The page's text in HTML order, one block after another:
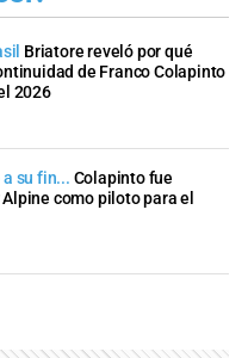
Briatore reveló por qué
de Franco Colapinto
2026
su fin... Colapinto fue
como piloto para el